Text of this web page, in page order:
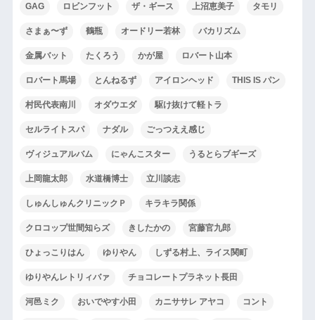
GAG ロビンフット ザ・ギース 上沼恵美子 タモリ
さまぁ〜ず 鶴瓶 オードリー若林 バカリズム
金属バット たくろう かが屋 ロバート山本
ロバート馬場 とんねるず アイロンヘッド THIS IS パン
村民代表南川 オダウエダ 駆け抜けて軽トラ
セルライトスパ ナダル ごっつええ感じ
ヴィジュアルバム にゃんこスター うるとらブギーズ
上岡龍太郎 水道橋博士 立川談志
しゅんしゅんクリニックＰ キラキラ関係
クロコップ世間知らズ きしたかの 宮藤官九郎
ひょっこりはん ゆりやん しずる村上、ライス関町
ゆりやんレトリィバァ チョコレートプラネット長田
河邑ミク おいでやす小田 カニササレ アヤコ コント